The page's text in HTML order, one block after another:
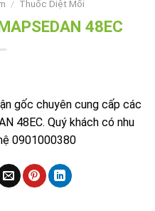
/ Thuốc Diệt Mối
48EC
gốc chuyên cung cấp các
48EC. Quý khách có nhu
0901000380